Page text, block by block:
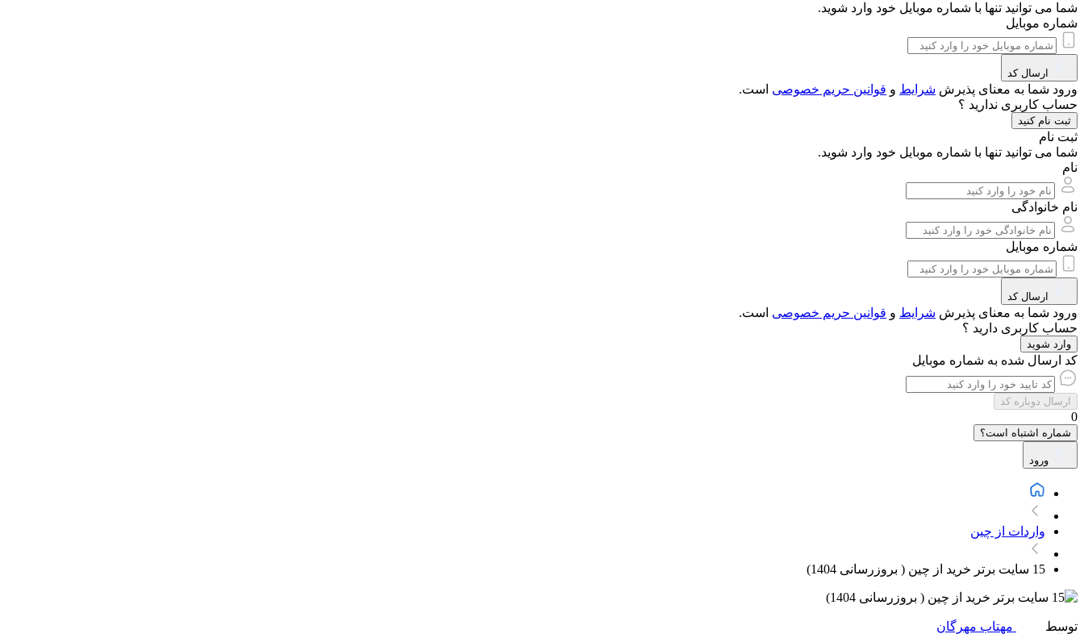
شما می توانید تنها با شماره موبایل خود وارد شوید.
شماره موبایل
ورود شما به معنای پذیرش شرایط و قوانین حریم‌ خصوصی است.
حساب کاربری ندارید ؟
ثبت نام کنید
ثبت نام
شما می توانید تنها با شماره موبایل خود وارد شوید.
نام
نام خانوادگی
شماره موبایل
ورود شما به معنای پذیرش شرایط و قوانین حریم‌ خصوصی است.
حساب کاربری دارید ؟
وارد شوید
کد ارسال شده به شماره موبایل
ارسال دوباره کد
0
شماره اشتباه است؟
واردات از چین
15 سایت برتر خرید از چین ( بروزرسانی 1404)
توسط
مهتاب مهرگان